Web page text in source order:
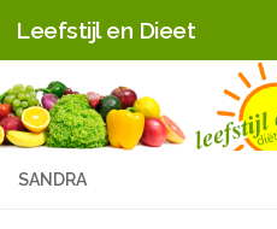
Doorgaan naar inhoud
Leefstijl en Dieet
SANDRA